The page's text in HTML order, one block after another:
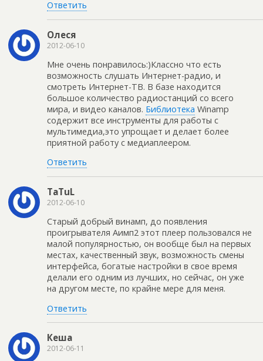
Ответить
Олеся
2012-06-10
Мне очень понравилось:)Классно что есть
возможность слушать Интернет-радио, и
смотреть Интернет-ТВ. В базе находится
большое количество радиостанций со всего
мира, и видео каналов. Библиотека Winamp
содержит все инструменты для работы с
мультимедиа,это упрощает и делает более
приятной работу с медиаплеером.
Ответить
TaTuL
2012-06-10
Старый добрый винамп, до появления
проигрывателя Аимп2 этот плеер пользовался не
малой популярностью, он вообще был на первых
местах, качественный звук, возможность смены
интерфейса, богатые настройки в свое время
делали его одним из лучших, но сейчас, он уже
на другом месте, по крайне мере для меня.
Ответить
Кеша
2012-06-11